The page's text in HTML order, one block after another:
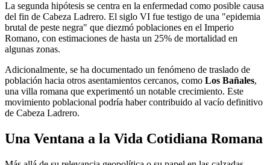
La segunda hipótesis se centra en la enfermedad como posible causa
del fin de Cabeza Ladrero. El siglo VI fue testigo de una "epidemia
brutal de peste negra" que diezmó poblaciones en el Imperio
Romano, con estimaciones de hasta un 25% de mortalidad en
algunas zonas.
Adicionalmente, se ha documentado un fenómeno de traslado de
población hacia otros asentamientos cercanos, como Los Bañales,
una villa romana que experimentó un notable crecimiento. Este
movimiento poblacional podría haber contribuido al vacío definitivo
de Cabeza Ladrero.
Una Ventana a la Vida Cotidiana Romana